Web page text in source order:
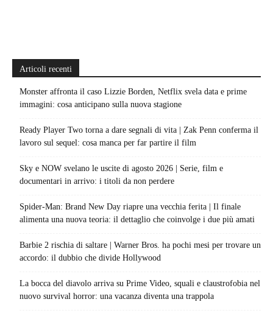
Articoli recenti
Monster affronta il caso Lizzie Borden, Netflix svela data e prime
immagini: cosa anticipano sulla nuova stagione
Ready Player Two torna a dare segnali di vita | Zak Penn conferma il
lavoro sul sequel: cosa manca per far partire il film
Sky e NOW svelano le uscite di agosto 2026 | Serie, film e
documentari in arrivo: i titoli da non perdere
Spider-Man: Brand New Day riapre una vecchia ferita | Il finale
alimenta una nuova teoria: il dettaglio che coinvolge i due più amati
Barbie 2 rischia di saltare | Warner Bros. ha pochi mesi per trovare un
accordo: il dubbio che divide Hollywood
La bocca del diavolo arriva su Prime Video, squali e claustrofobia nel
nuovo survival horror: una vacanza diventa una trappola